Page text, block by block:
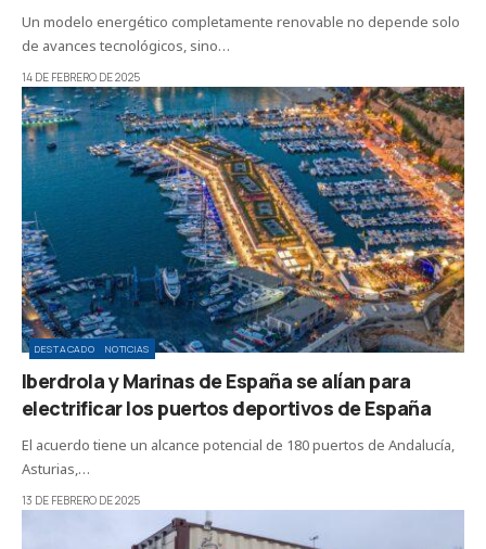
Un modelo energético completamente renovable no depende solo
de avances tecnológicos, sino…
14 DE FEBRERO DE 2025
DESTACADO NOTICIAS
Iberdrola y Marinas de España se alían para
electrificar los puertos deportivos de España
El acuerdo tiene un alcance potencial de 180 puertos de Andalucía,
Asturias,…
13 DE FEBRERO DE 2025